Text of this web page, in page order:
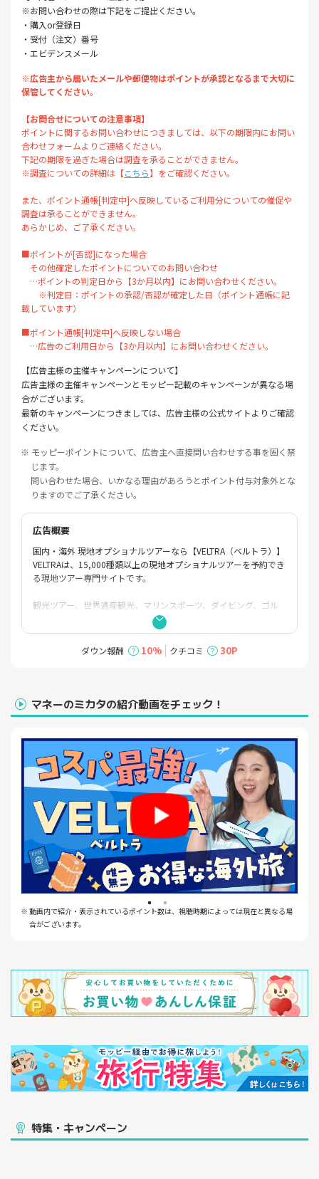
※お問い合わせの際は下記をご提出ください。
・購入or登録日
・受付（注文）番号
・エビデンスメール
※広告主から届いたメールや郵便物はポイントが承認となるまで大切に
保管してください。
【お問合せについての注意事項】
ポイントに関するお問い合わせにつきましては、以下の期限内にお問い
合わせフォームよりご連絡ください。
下記の期限を過ぎた場合は調査を承ることができません。
※調査についての詳細は【こちら】をご確認ください。
また、ポイント通帳[判定中]へ反映しているご利用分についての催促や
調査は承ることができません。
あらかじめ、ご了承ください。
■ポイントが[否認]になった場合
その他確定したポイントについてのお問い合わせ
…ポイントの判定日から【3か月以内】にお問い合わせください。
※判定日：ポイントの承認/否認が確定した日（ポイント通帳に記
載しています）
■ポイント通帳[判定中]へ反映しない場合
…広告のご利用日から【3か月以内】にお問い合わせください。
【広告主様の主催キャンペーンについて】
広告主様の主催キャンペーンとモッピー記載のキャンペーンが異なる場
合がございます。
最新のキャンペーンにつきましては、広告主様の公式サイトよりご確認
ください。
※ モッピーポイントについて、広告主へ直接問い合わせする事を固く禁
じます。
問い合わせた場合、いかなる理由があろうとポイント付与対象外とな
りますのでご了承ください。
広告概要
国内・海外 現地オプショナルツアーなら【VELTRA（ベルトラ）】
VELTRAは、15,000種類以上の現地オプショナルツアーを予約でき
る現地ツアー専門サイトです。
観光ツアー、世界遺産観光、マリンスポーツ、ダイビング、ゴル
フ、スパ・エステ、ディナークルーズ、ショーエンターテインメ
ント、交通手段、テーマパークチケットなど海外・国内現地で参
加可能な幅広いジャンルが充実しております！
ポートもすべて日本語だから、安心した旅をお楽しみいただけま
す。
ダウン報酬 10% クチコミ 30P
マネーのミカタの紹介動画をチェック！
※ 動画内で紹介・表示されているポイント数は、視聴時期によっては現在と異なる場
合がございます。
特集・キャンペーン